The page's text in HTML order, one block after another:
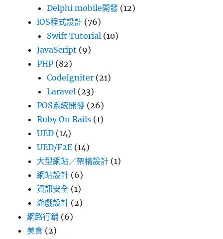
Delphi mobile開發 (12)
iOS程式設計 (76)
Swift Tutorial (10)
JavaScript (9)
PHP (82)
CodeIgniter (21)
Laravel (23)
POS系統開發 (26)
Ruby On Rails (1)
UED (14)
UED/F2E (14)
大型網站／架構設計 (1)
網站設計 (6)
資訊安全 (1)
遊戲設計 (2)
網路行銷 (6)
美食 (2)